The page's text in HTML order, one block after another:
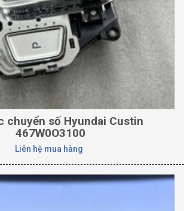
chuyển số Hyundai Custin
467W0O3100
Liên hệ mua hàng